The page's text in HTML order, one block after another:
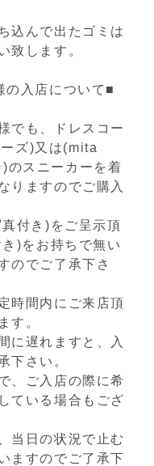
込んで出たゴミは
致します。
の入店について■
でも、ドレスコー
ズ)又は(mita
のスニーカーを着
りますのでご購入
付き)をご呈示頂
)をお持ちで無い
のでご了承下さ
時間内にご来店頂
す。
に遅れますと、入
下さい。
、ご入店の際に希
ている場合もござ
当日の状況で止む
ますのでご了承下